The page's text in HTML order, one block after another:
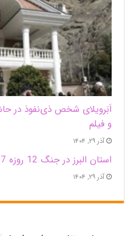
اَبَر‌ویلای شخص ذی‌نفوذ در
و فیلم
آذر ۲۹, ۱۴۰۴
استان البرز در جنگ 12 روزه 7 شهید دانشجو تقدیم انقلاب کرد
آذر ۲۹, ۱۴۰۴